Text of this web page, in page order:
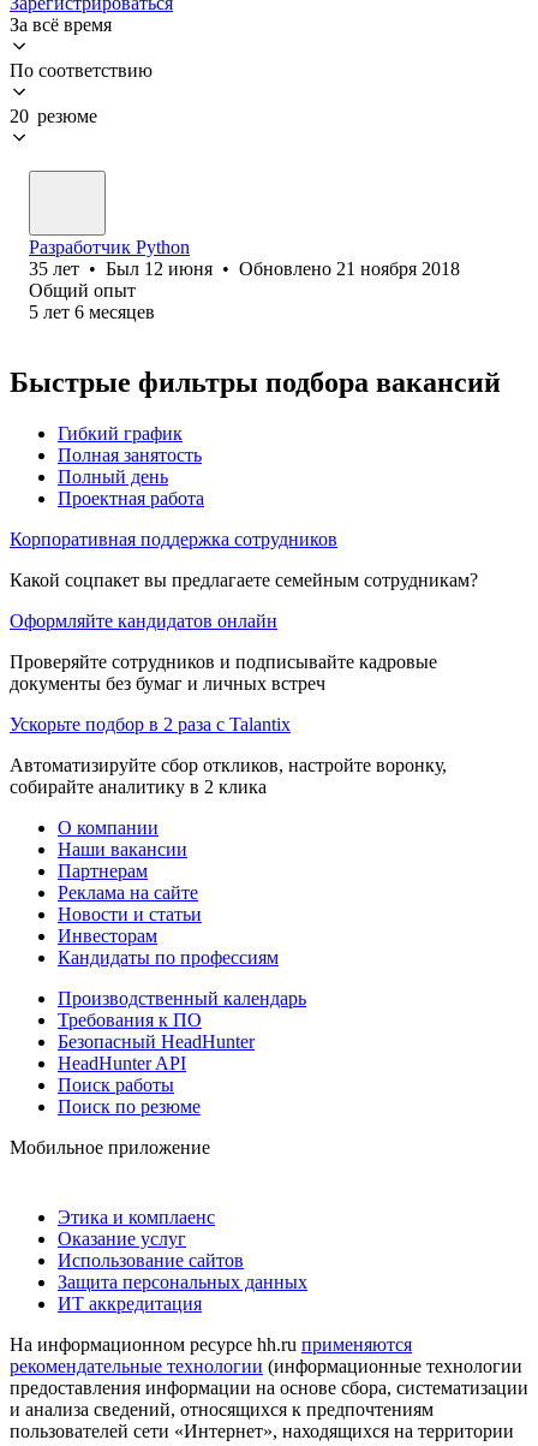
За всё время
По соответствию
20 резюме
Разработчик Python
35 лет • Был 12 июня • Обновлено 21 ноября 2018
Общий опыт
5 лет 6 месяцев
Быстрые фильтры подбора вакансий
Гибкий график
Полная занятость
Полный день
Проектная работа
Корпоративная поддержка сотрудников
Какой соцпакет вы предлагаете семейным сотрудникам?
Оформляйте кандидатов онлайн
Проверяйте сотрудников и подписывайте кадровые
документы без бумаг и личных встреч
Ускорьте подбор в 2 раза с Talantix
Автоматизируйте сбор откликов, настройте воронку,
собирайте аналитику в 2 клика
О компании
Наши вакансии
Партнерам
Реклама на сайте
Новости и статьи
Инвесторам
Кандидаты по профессиям
Производственный календарь
Требования к ПО
Безопасный HeadHunter
HeadHunter API
Поиск работы
Поиск по резюме
Мобильное приложение
Этика и комплаенс
Оказание услуг
Использование сайтов
Защита персональных данных
ИТ аккредитация
На информационном ресурсе hh.ru применяются
рекомендательные технологии (информационные технологии
предоставления информации на основе сбора, систематизации
и анализа сведений, относящихся к предпочтениям
пользователей сети «Интернет», находящихся на территории